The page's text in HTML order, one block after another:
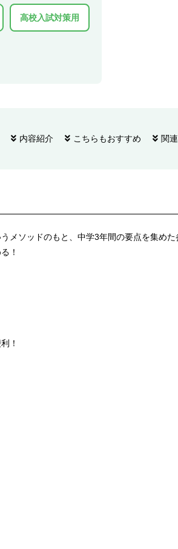
高校入試対策用
内容紹介 こちらもおすすめ 関
メソッドのもと、中学3年間の要点を集めた
！
！